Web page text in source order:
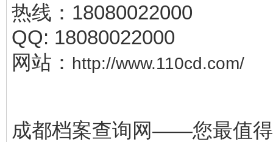
热线：18080022000
QQ: 18080022000
网站： http://www.110cd.com/
成都档案查询网——您最值